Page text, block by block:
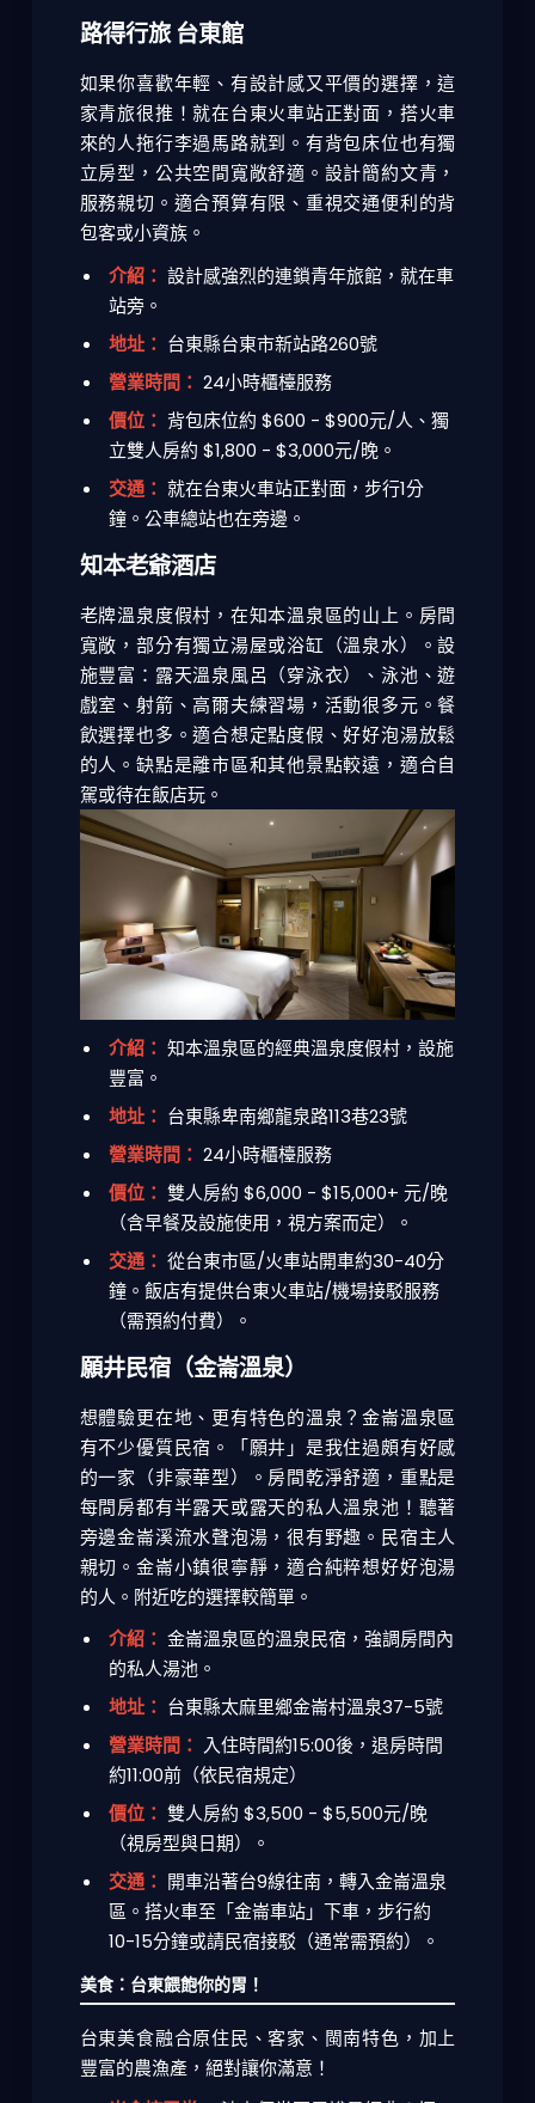
路得行旅 台東館
如果你喜歡年輕、有設計感又平價的選擇，這
家青旅很推！就在台東火車站正對面，搭火車
來的人拖行李過馬路就到。有背包床位也有獨
立房型，公共空間寬敞舒適。設計簡約文青，
服務親切。適合預算有限、重視交通便利的背
包客或小資族。
介紹： 設計感強烈的連鎖青年旅館，就在車
站旁。
地址： 台東縣台東市新站路260號
營業時間： 24小時櫃檯服務
價位： 背包床位約 $600 - $900元/人、獨
立雙人房約 $1,800 - $3,000元/晚。
交通： 就在台東火車站正對面，步行1分
鐘。公車總站也在旁邊。
知本老爺酒店
老牌溫泉度假村，在知本溫泉區的山上。房間
寬敞，部分有獨立湯屋或浴缸（溫泉水）。設
施豐富：露天溫泉風呂（穿泳衣）、泳池、遊
戲室、射箭、高爾夫練習場，活動很多元。餐
飲選擇也多。適合想定點度假、好好泡湯放鬆
的人。缺點是離市區和其他景點較遠，適合自
駕或待在飯店玩。
介紹： 知本溫泉區的經典溫泉度假村，設施
豐富。
地址： 台東縣卑南鄉龍泉路113巷23號
營業時間： 24小時櫃檯服務
價位： 雙人房約 $6,000 - $15,000+ 元/晚
（含早餐及設施使用，視方案而定）。
交通： 從台東市區/火車站開車約30-40分
鐘。飯店有提供台東火車站/機場接駁服務
（需預約付費）。
願井民宿（金崙溫泉）
想體驗更在地、更有特色的溫泉？金崙溫泉區
有不少優質民宿。「願井」是我住過頗有好感
的一家（非豪華型）。房間乾淨舒適，重點是
每間房都有半露天或露天的私人溫泉池！聽著
旁邊金崙溪流水聲泡湯，很有野趣。民宿主人
親切。金崙小鎮很寧靜，適合純粹想好好泡湯
的人。附近吃的選擇較簡單。
介紹： 金崙溫泉區的溫泉民宿，強調房間內
的私人湯池。
地址： 台東縣太麻里鄉金崙村溫泉37-5號
營業時間： 入住時間約15:00後，退房時間
約11:00前（依民宿規定）
價位： 雙人房約 $3,500 - $5,500元/晚
（視房型與日期）。
交通： 開車沿著台9線往南，轉入金崙溫泉
區。搭火車至「金崙車站」下車，步行約
10-15分鐘或請民宿接駁（通常需預約）。
美食：台東餵飽你的胃！
台東美食融合原住民、客家、閩南特色，加上
豐富的農漁產，絕對讓你滿意！